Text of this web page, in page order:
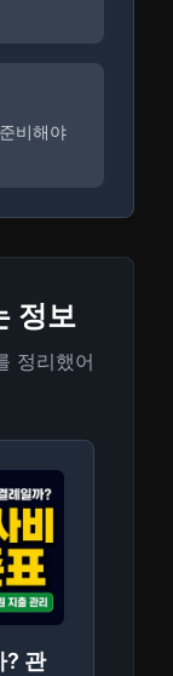
비해야
정보
정리했어
? 관